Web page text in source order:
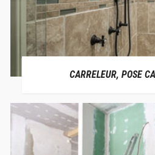
CARRELEUR, POSE